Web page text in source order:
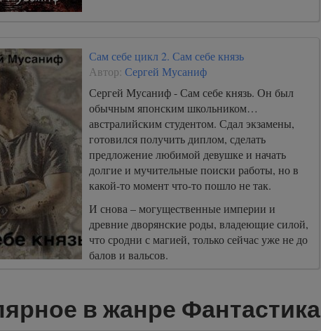
Сам себе цикл 2. Сам себе князь
Автор: Сергей Мусаниф
Сергей Мусаниф - Сам себе князь. Он был
обычным японским школьником…
австралийским студентом. Сдал экзамены,
готовился получить диплом, сделать
предложение любимой девушке и начать
долгие и мучительные поиски работы, но в
какой-то момент что-то пошло не так.
И снова – могущественные империи и
древние дворянские роды, владеющие силой,
что сродни с магией, только сейчас уже не до
балов и вальсов.
в жанре Фантастика